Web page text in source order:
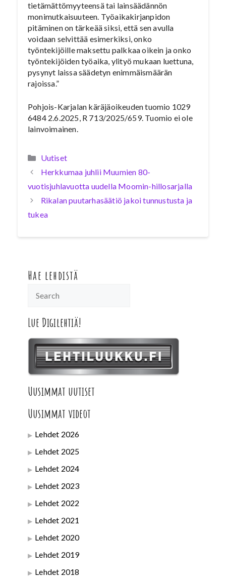
tietämättömyyteensä tai lainsäädännön
monimutkaisuuteen. Työaikakirjanpidon
pitäminen on tärkeää siksi, että sen avulla
voidaan selvittää esimerkiksi, onko
työntekijöille maksettu palkkaa oikein ja onko
työntekijöiden työaika, ylityö mukaan luettuna,
pysynyt laissa säädetyn enimmäismäärän
rajoissa.”
Pohjois-Karjalan käräjäoikeuden tuomio 1029
6484 2.6.2025, R 713/2025/659. Tuomio ei ole
lainvoimainen.
Kategoriat
Uutiset
Herkkumaa juhlii Muumien 80-
vuotisjuhlavuotta uudella Moomin-hillosarjalla
Rikalan puutarhasäätiö jakoi tunnustusta ja
tukea
Hae lehdistä
Lue Digilehtiä!
Uusimmat uutiset
Uusimmat videot
Lehdet 2026
Lehdet 2025
Lehdet 2024
Lehdet 2023
Lehdet 2022
Lehdet 2021
Lehdet 2020
Lehdet 2019
Lehdet 2018